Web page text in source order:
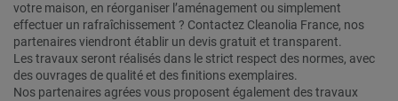
votre maison, en réorganiser l’aménagement ou simplement
effectuer un rafraîchissement ? Contactez Cleanolia France, nos
partenaires viendront établir un devis gratuit et transparent.
Les travaux seront réalisés dans le strict respect des normes, avec
des ouvrages de qualité et des finitions exemplaires.
Nos partenaires agrées vous proposent également des travaux